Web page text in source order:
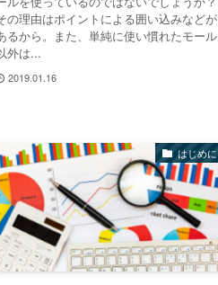
の理由はポイントによる囲い込みなどが
るから。また、単純に使い慣れたモール
外は...
2019.01.16
はじめに